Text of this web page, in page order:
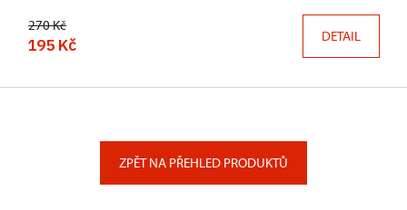
270 Kč
195 Kč DETAIL
ZPĚT NA PŘEHLED PRODUKTŮ